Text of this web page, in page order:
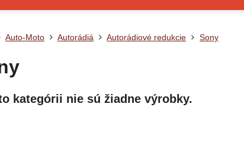
Auto-Moto Autorádiá Autorádiové redukcie Sony